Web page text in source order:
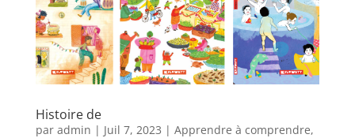
Histoire de
par admin | Juil 7, 2023 | Apprendre à comprendre,